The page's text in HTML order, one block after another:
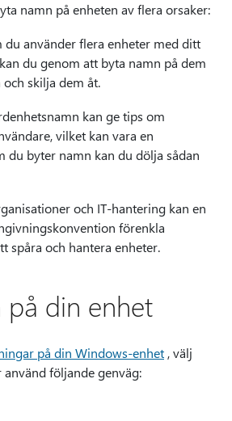
namn på enheten av flera orsaker:
du använder flera enheter med ditt
du genom att byta namn på dem
skilja dem åt.
kan ge tips om
vilket kan vara en
du byter namn kan du dölja sådan
och IT-hantering kan en
förenkla
spåra och hantera enheter.
på din enhet
på din Windows-enhet , välj
använd följande genväg: